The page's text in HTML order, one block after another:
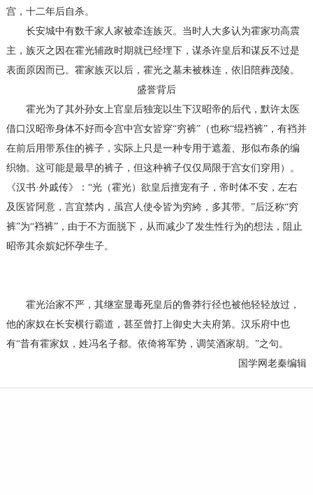
宫，十二年后自杀。
长安城中有数千家人家被牵连族灭。当时人大多认为霍家功高震
主，族灭之因在霍光辅政时期就已经埋下，谋杀许皇后和谋反不过是
表面原因而已。霍家族灭以后，霍光之墓未被株连，依旧陪葬茂陵。
盛誉背后
霍光为了其外孙女上官皇后独宠以生下汉昭帝的后代，默许太医
借口汉昭帝身体不好而令宫中宫女皆穿“穷裤”（也称“绲裆裤”，有裆并
在前后用带系住的裤子，实际上只是一种专用于遮羞、形似布条的编
织物。这可能是最早的裤子，但这种裤子仅仅局限于宫女们穿用）。
《汉书·外戚传》：“光（霍光）欲皇后擅宠有子，帝时体不安，左右
及医皆阿意，言宜禁内，虽宫人使令皆为穷絝，多其带。”后泛称“穷
裤”为“裆裤”，由于不方面脱下，从而减少了发生性行为的想法，阻止
昭帝其余嫔妃怀孕生子。
霍光治家不严，其继室显毒死皇后的鲁莽行径也被他轻轻放过，
他的家奴在长安横行霸道，甚至曾打上御史大夫府第。汉乐府中也
有“昔有霍家奴，姓冯名子都。依倚将军势，调笑酒家胡。”之句。
国学网老秦编辑